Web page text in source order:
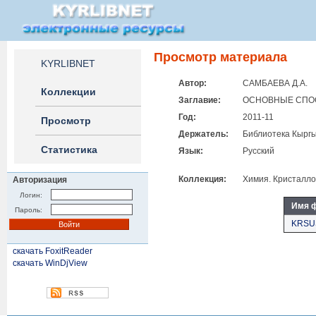
KYRLIBNET
Коллекции
Просмотр
Статистика
Авторизация
Логин:
Пароль:
скачать FoxitReader
скачать WinDjView
Просмотр материала
Автор:
САМБАЕВА Д.А.
Заглавие:
ОСНОВНЫЕ
Год:
2011-11
Держатель:
Библиотека
Язык:
Русский
Коллекция: Химия.
Имя